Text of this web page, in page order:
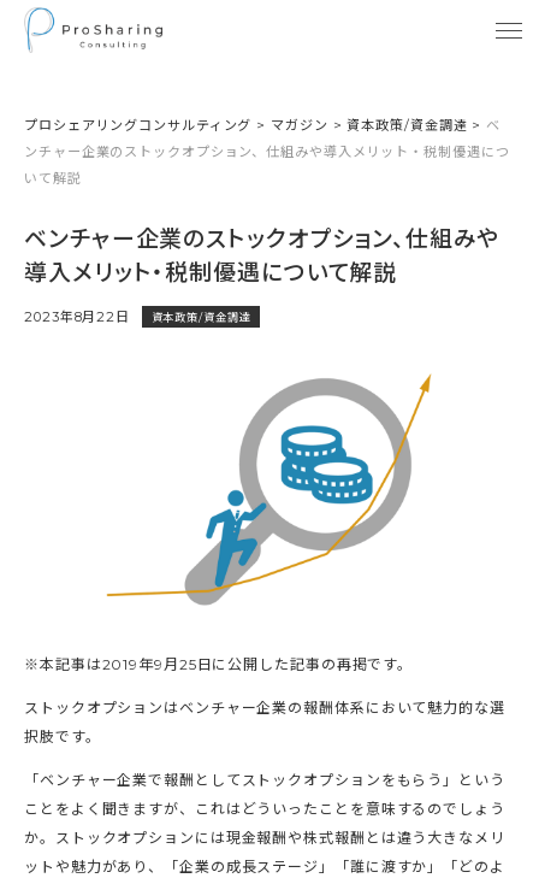
プロシェアリングコンサルティング > マガジン >資本政策/資金調達 > ベ
ンチャー企業のストックオプション、仕組みや導入メリット・税制優遇につ
いて解説
ベンチャー企業のストックオプション、仕組みや
導入メリット・税制優遇について解説
2023年8月22日 資本政策/資金調達
※本記事は2019年9月25日に公開した記事の再掲です。
ストックオプションはベンチャー企業の報酬体系において魅力的な選
択肢です。
「ベンチャー企業で報酬としてストックオプションをもらう」という
ことをよく聞きますが、これはどういったことを意味するのでしょう
か。ストックオプションには現金報酬や株式報酬とは違う大きなメリ
ットや魅力があり、「企業の成長ステージ」「誰に渡すか」「どのよ